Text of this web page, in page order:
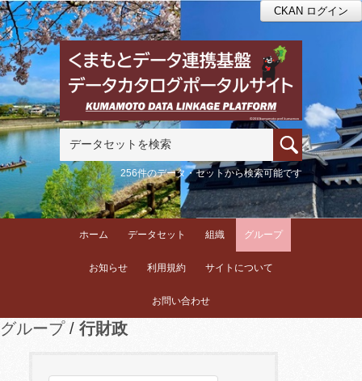
CKAN ログイン
256件のデータ・セットから検索可能です
ホーム データセット 組織 グループ
お知らせ 利用規約 サイトについて
お問い合わせ
グループ 行財政